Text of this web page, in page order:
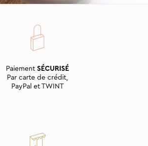
Paiement SÉCURISÉ
Par carte de crédit,
PayPal et TWINT